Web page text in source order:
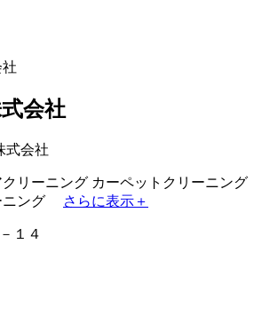
会社
リーニング カーペットクリーニング
ニング さらに表示＋
１４